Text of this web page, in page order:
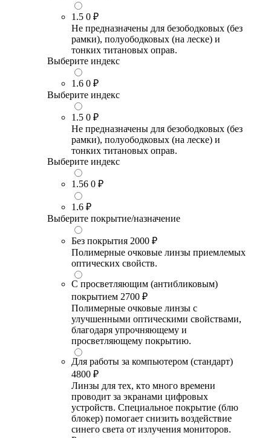
1.5 0 ₽
Не предназначены для безободковых (без
рамки), полуободковых (на леске) и
тонких титановых оправ.
Выберите индекс
1.6 0 ₽
Выберите индекс
1.5 0 ₽
Не предназначены для безободковых (без
рамки), полуободковых (на леске) и
тонких титановых оправ.
Выберите индекс
1.56 0 ₽
1.6 ₽
Выберите покрытие/назначение
Без покрытия 2000 ₽
Полимерные очковые линзы приемлемых
оптических свойств.
С просветляющим (антибликовым)
покрытием 2700 ₽
Полимерные очковые линзы с
улучшенными оптическими свойствами,
благодаря упрочняющему и
просветляющему покрытию.
Для работы за компьютером (стандарт)
4800 ₽
Линзы для тех, кто много времени
проводит за экранами цифровых
устройств. Специальное покрытие (блю
блокер) помогает снизить воздействие
синего света от излучения мониторов.